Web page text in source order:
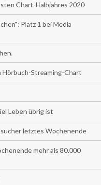
Chart-Halbjahres 2020
Platz 1 bei Media
Streaming-Chart
Leben übrig ist
letztes Wochenende
mehr als 80.000